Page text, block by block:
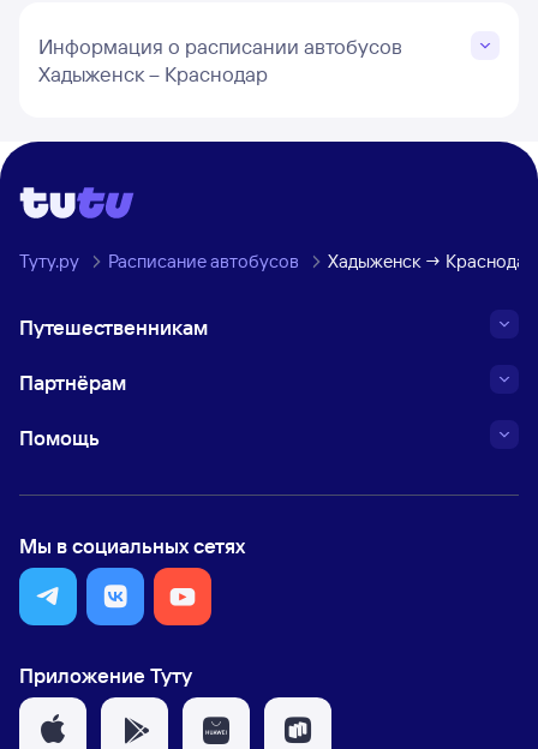
Информация о расписании автобусов
Хадыженск – Краснодар
Туту.ру Расписание автобусов Хадыженск → Краснодар
Путешественникам
Партнёрам
Помощь
Мы в социальных сетях
Приложение Туту